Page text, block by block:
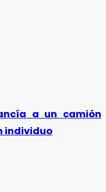
a un camión
individuo